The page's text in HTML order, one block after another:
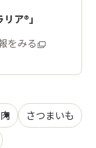
ア®」
をみる
さつまいも